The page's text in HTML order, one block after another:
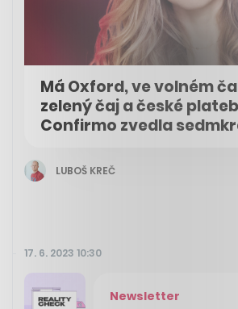
Má Oxford, ve volném
zelený čaj a české
Confirmo zvedla
LUBOŠ KREČ
17. 6. 2023 10:30
Newsletter